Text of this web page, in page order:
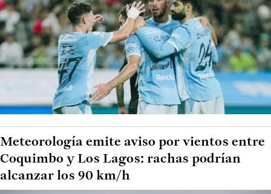
Meteorología emite aviso por vientos entre
Coquimbo y Los Lagos: rachas podrían
alcanzar los 90 km/h